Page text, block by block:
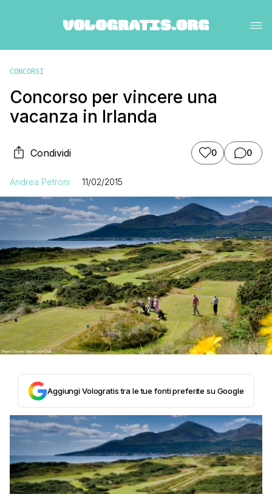
CONCORSI
Concorso per vincere una
vacanza in Irlanda
Condividi 0 0
Andrea Petroni 11/02/2015
Aggiungi Vologratis tra le tue fonti preferite su Google